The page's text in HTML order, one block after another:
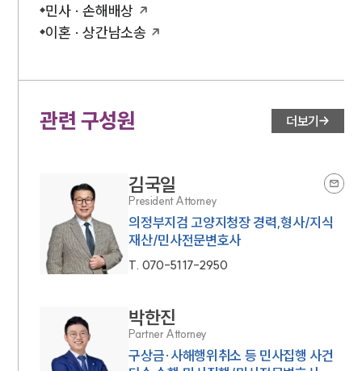
민사 · 손해배상
이혼 · 상간남소송
관련 구성원 더보기
김국일
President Attorney
의정부지검 고양지청장 경력,형사/지식
재산/민사전문변호사
T. 070-5117-2950
박한진
Partner Attorney
구상금·사해행위취소 등 민사집행 사건